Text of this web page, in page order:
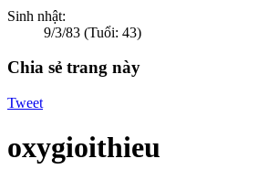
Sinh nhật:
9/3/83 (Tuổi: 43)
Chia sẻ trang này
Tweet
oxygioithieu